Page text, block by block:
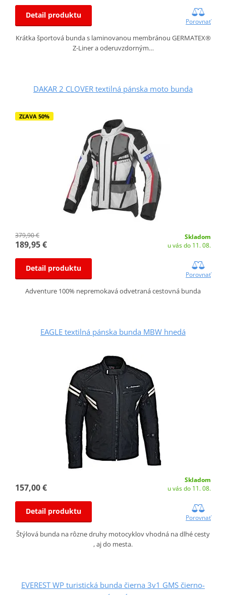
Detail produktu
Porovnať
Krátka športová bunda s laminovanou membránou GERMATEX®
Z-Liner a oderuvzdorným…
DAKAR 2 CLOVER textilná pánska moto bunda
ZĽAVA 50%
379,90 €
189,95 €
Skladom
u vás do 11. 08.
Detail produktu
Porovnať
Adventure 100% nepremokavá odvetraná cestovná bunda
EAGLE textilná pánska bunda MBW hnedá
157,00 €
Skladom
u vás do 11. 08.
Detail produktu
Porovnať
Štýlová bunda na rôzne druhy motocyklov vhodná na dlhé cesty
, aj do mesta.
EVEREST WP turistická bunda čierna 3v1 GMS čierno-